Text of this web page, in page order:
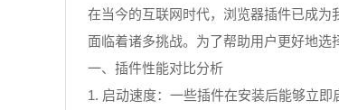
在当今的互联网时代，浏览器插件已成
面临着诸多挑战。为了帮助用户更好地选
一、插件性能对比分析
1. 启动速度：一些插件在安装后能够立